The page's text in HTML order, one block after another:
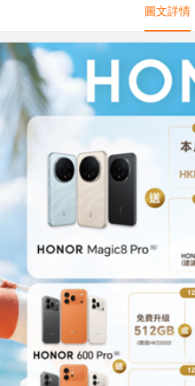
圖文詳情